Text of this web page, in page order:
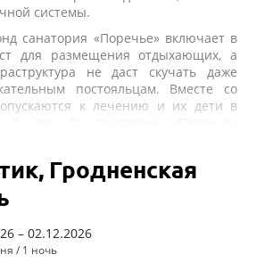
системы.
санатория «Поречье» включает в
для размещения отдыхающих, а
не даст скучать даже
постояльцам. Вместе со
к лечению и их дети в
санатория представлены как
досуговые объекты для
здесь, так и увеселительные
словом, инфраструктура
Гродненская
– 02.12.2026
/ 1 ночь